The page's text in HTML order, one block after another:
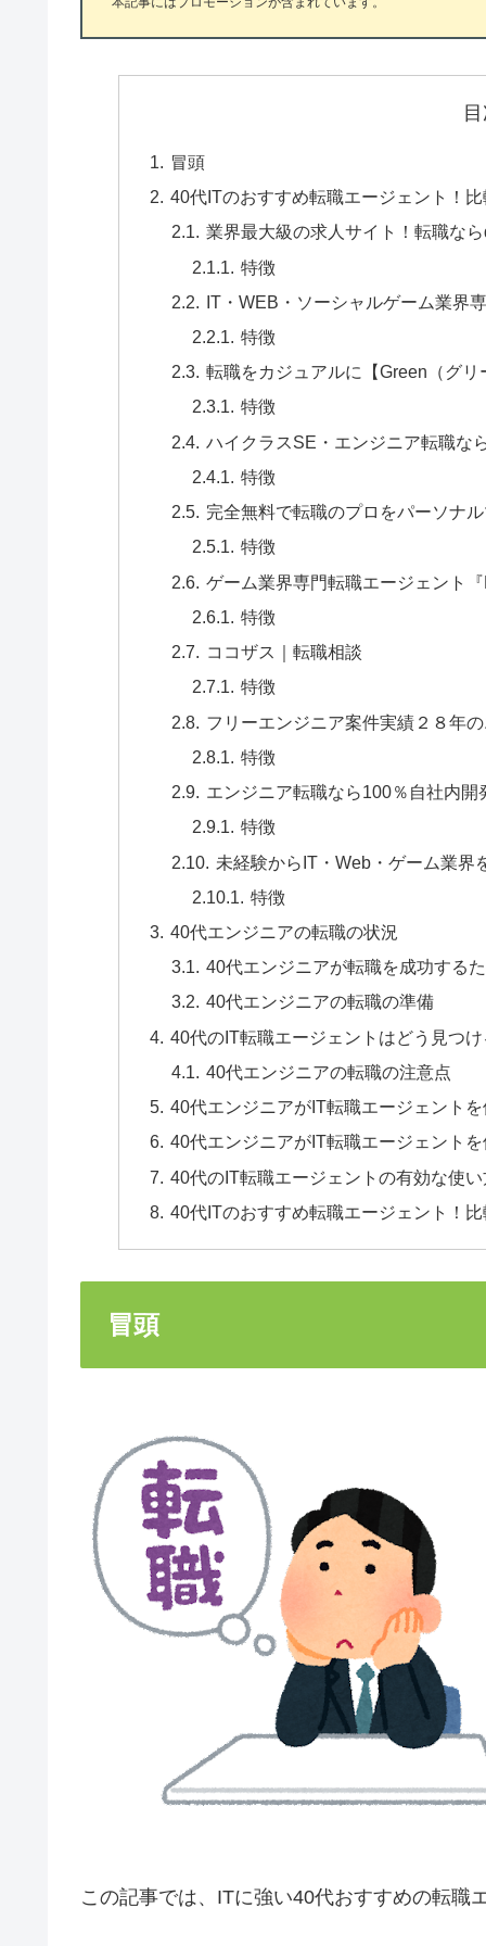
冒頭
40代ITのおすすめ転職エージェント！
業界最大級の求人サイト！転職な
特徴
IT・WEB・ソーシャルゲーム業界
特徴
転職をカジュアルに【Green（グリ
特徴
ハイクラスSE・エンジニア転職な
特徴
完全無料で転職のプロをパーソナ
特徴
ゲーム業界専門転職エージェント『
特徴
ココザス｜転職相談
特徴
フリーエンジニア案件実績２８年
特徴
エンジニア転職なら100％自社内開
特徴
未経験からIT・Web・ゲーム業界
特徴
40代エンジニアの転職の状況
40代エンジニアが転職を成功する
40代エンジニアの転職の準備
40代のIT転職エージェントはどう見つ
40代エンジニアの転職の注意点
40代エンジニアがIT転職エージェントを
40代エンジニアがIT転職エージェントを
40代のIT転職エージェントの有効な使
40代ITのおすすめ転職エージェント！
冒頭
この記事では、ITに強い40代おすすめの転職